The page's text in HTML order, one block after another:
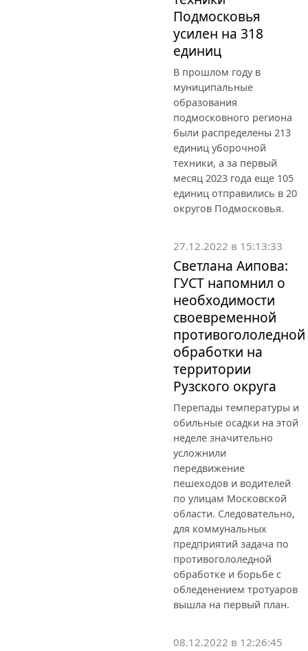
Подмосковья
усилен на 318
единиц
В прошлом году в
муниципальные
образования
подмосковного региона
были распределены 213
единиц уборочной
техники, а за первый
месяц 2023 года еще 105
единиц отправились в 20
округов Подмосковья.
27.12.2022 в 15:13:33
Светлана Аипова:
ГУСТ напомнил о
необходимости
своевременной
противогололедной
обработки на
территории
Рузского округа
Перепады температуры и
обильные осадки на этой
неделе значительно
усложнили
передвижение
пешеходов и водителей
по улицам Московской
области. Следовательно,
для коммунальных
предприятий задача по
противогололедной
обработке и борьбе с
обледенением тротуаров
вышла на первый план.
08.12.2022 в 12:26:45